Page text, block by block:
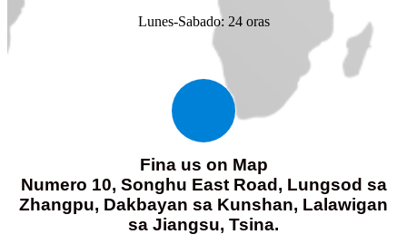
Lunes-Sabado: 24 oras
Fina us on Map
Numero 10, Songhu East Road, Lungsod sa
Zhangpu, Dakbayan sa Kunshan, Lalawigan
sa Jiangsu, Tsina.